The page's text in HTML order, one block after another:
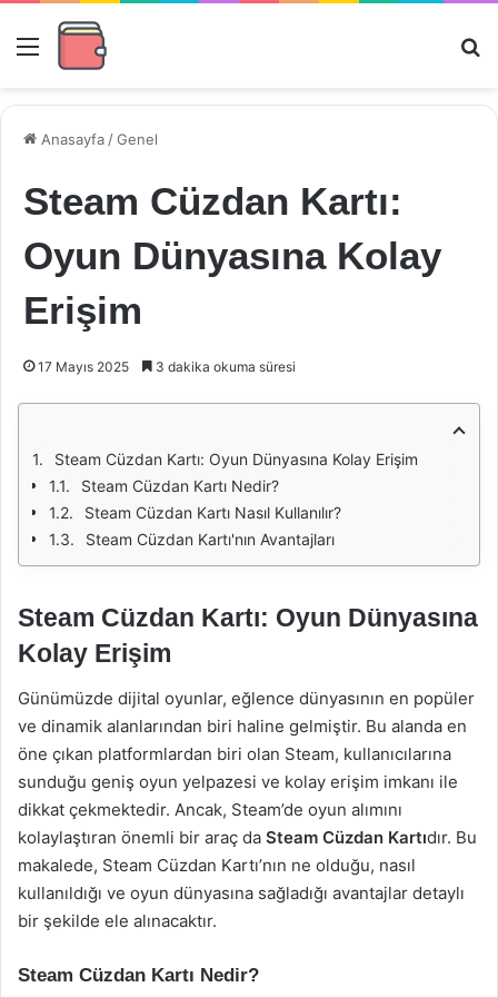
Menü
Anasayfa /Genel
Steam Cüzdan Kartı:
Oyun Dünyasına Kolay
Erişim
17 Mayıs 2025 3 dakika okuma süresi
Steam Cüzdan Kartı: Oyun Dünyasına Kolay Erişim
Steam Cüzdan Kartı Nedir?
Steam Cüzdan Kartı Nasıl Kullanılır?
Steam Cüzdan Kartı'nın Avantajları
Steam Cüzdan Kartı: Oyun Dünyasına
Kolay Erişim
Günümüzde dijital oyunlar, eğlence dünyasının en popüler
ve dinamik alanlarından biri haline gelmiştir. Bu alanda en
öne çıkan platformlardan biri olan Steam, kullanıcılarına
sunduğu geniş oyun yelpazesi ve kolay erişim imkanı ile
dikkat çekmektedir. Ancak, Steam’de oyun alımını
kolaylaştıran önemli bir araç da Steam Cüzdan Kartıdır. Bu
makalede, Steam Cüzdan Kartı’nın ne olduğu, nasıl
kullanıldığı ve oyun dünyasına sağladığı avantajlar detaylı
bir şekilde ele alınacaktır.
Steam Cüzdan Kartı Nedir?